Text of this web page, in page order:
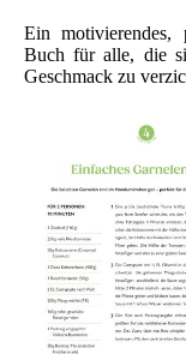
Ein motivierendes,
Buch für alle, die
Geschmack zu